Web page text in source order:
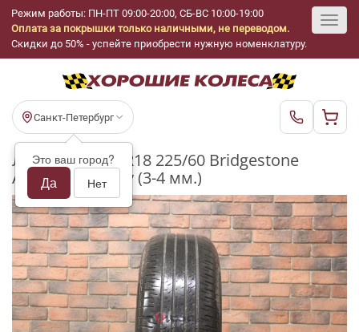
Режим работы: ПН-ПТ 09:00-20:00, СБ-ВС 10:00-19:00
Оплата за покрышки только наличными, не переводом.
Скидки до 50% - успейте приобрести нужную номенклатуру.
Санкт-Петербург
Это ваш город?
Да Нет
Летние шины R18 225/60 Bridgestone
Alenza H/L 33 бу (3-4 мм.)